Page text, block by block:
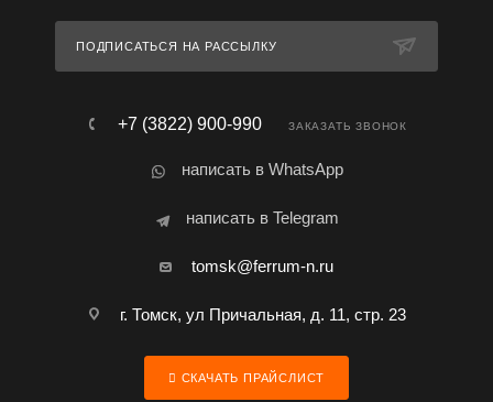
ПОДПИСАТЬСЯ НА РАССЫЛКУ
+7 (3822) 900-990 ЗАКАЗАТЬ ЗВОНОК
написать в WhatsApp
написать в Telegram
tomsk@ferrum-n.ru
г. Томск, ул Причальная, д. 11, стр. 23
СКАЧАТЬ ПРАЙСЛИСТ